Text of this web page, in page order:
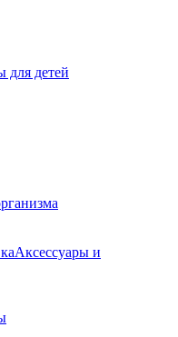
для детей
Аксессуары и